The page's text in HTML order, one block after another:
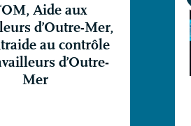
, Aide aux
d’Outre-Mer,
au contrôle
d’Outre-
Mer